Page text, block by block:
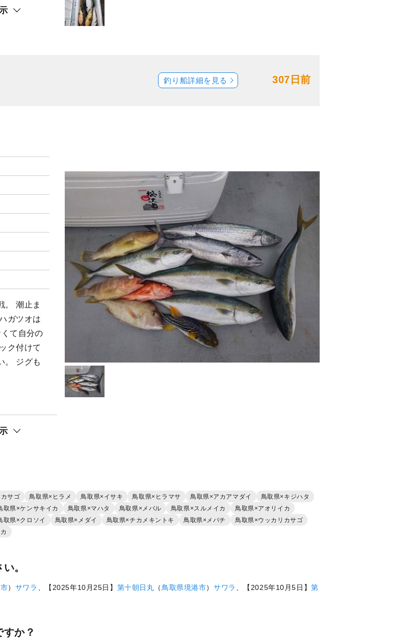
307日前
釣り船詳細を見る
。 潮止ま
ガツオは
て自分の
ク付けて
。 ジグも
サゴ 鳥取県×ヒラメ 鳥取県×イサキ 鳥取県×ヒラマサ 鳥取県×アカアマダイ
鳥取県×キジハタ
取県×ケンサキイカ 鳥取県×マハタ 鳥取県×メバル 鳥取県×スルメイカ
鳥取県×アオリイカ
取県×クロソイ 鳥取県×メダイ 鳥取県×チカメキントキ 鳥取県×メバチ
鳥取県×ウッカリカサゴ
。
） サワラ 、【2025年10月25日】 第十朝日丸 （ 鳥取県境港市）サワラ 、【2025年10月5日】第
か？